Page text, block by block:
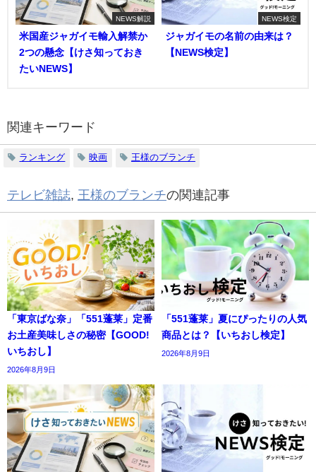
NEWS解説
米国産ジャガイモ輸入解禁か
2つの懸念【けさ知っておき
たいNEWS】
NEWS検定
ジャガイモの名前の由来は？
【NEWS検定】
関連キーワード
ランキング 映画 王様のブランチ
テレビ雑誌, 王様のブランチの関連記事
「東京ばな奈」「551蓬莱」定番
お土産美味しさの秘密【GOOD!
いちおし】
2026年8月9日
「551蓬莱」夏にぴったりの人気
商品とは？【いちおし検定】
2026年8月9日